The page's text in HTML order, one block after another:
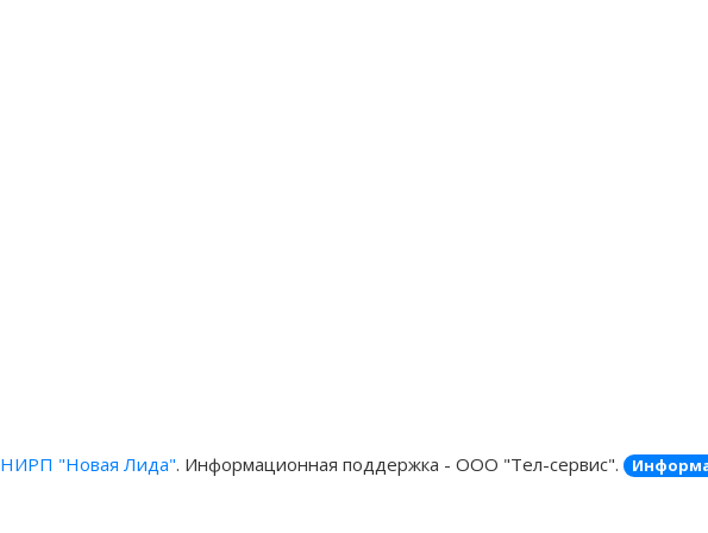
НИРП "Новая Лида". Информационная поддержка - ООО "Тел-сервис".